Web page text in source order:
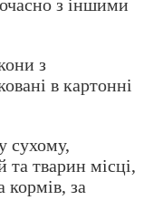
з іншими
з
в картонні
сухому,
та тварин місці,
кормів, за